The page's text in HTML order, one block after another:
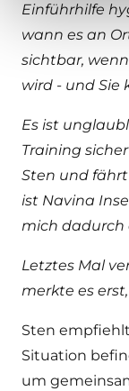
Einführhilfe
wann es an
sichtbar,
wird - und Sie
Es ist
Training
Sten und
ist Navina
mich dadurch
Letztes Mal
merkte es
Sten
Situation
um